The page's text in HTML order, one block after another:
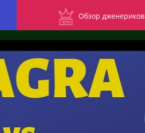
Обзор дженериков